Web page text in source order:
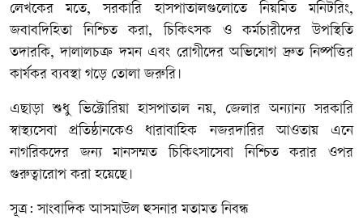
লেখকের মতে, সরকারি হাসপাতালগুলোতে নিয়মিত মনিটরিং,
জবাবদিহিতা নিশ্চিত করা, চিকিৎসক ও কর্মচারীদের উপস্থিতি
তদারকি, দালালচক্র দমন এবং রোগীদের অভিযোগ দ্রুত নিষ্পত্তির
কার্যকর ব্যবস্থা গড়ে তোলা জরুরি।
এছাড়া শুধু ভিক্টোরিয়া হাসপাতাল নয়, জেলার অন্যান্য সরকারি
স্বাস্থ্যসেবা প্রতিষ্ঠানকেও ধারাবাহিক নজরদারির আওতায় এনে
নাগরিকদের জন্য মানসম্মত চিকিৎসাসেবা নিশ্চিত করার ওপর
গুরুত্বারোপ করা হয়েছে।
সূত্র: সাংবাদিক আসমাউল হুসনার মতামত নিবন্ধ